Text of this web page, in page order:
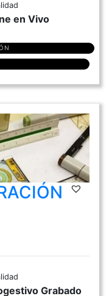
en Vivo
Grabado